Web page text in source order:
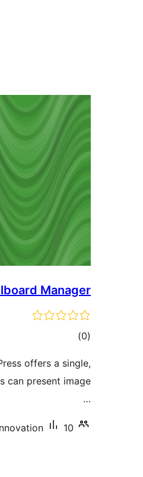
Manager
(0 ئومۇمىي)
offers a single,
can present image
…
10+ ئاكتىپ ئورنىتىش